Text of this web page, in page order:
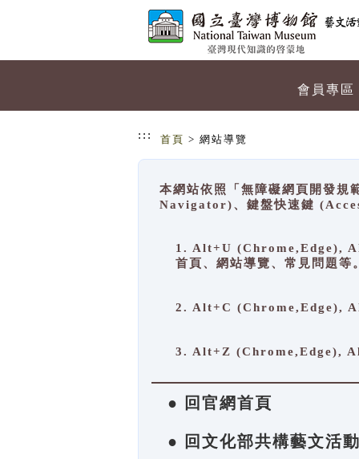
會員專區
::: 首頁 > 網站導覽
本網站依照「無障礙網頁開發
Navigator)、鍵盤快速鍵
1. Alt+U (Chrome,Edge),
首頁、網站導覽、常見問題等。
2. Alt+C (Chrome,Edge),
3. Alt+Z (Chrome,Edge),
● 回官網首頁
● 回文化部共構藝文活